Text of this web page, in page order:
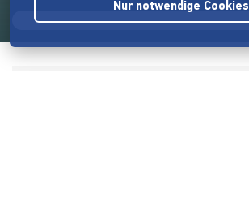
Nur notwendige Cookies